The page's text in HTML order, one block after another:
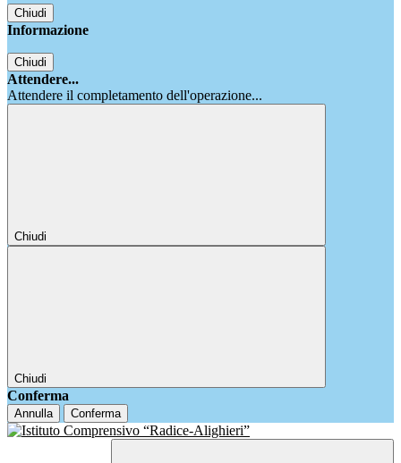
Chiudi
Informazione
Chiudi
Attendere...
Attendere il completamento dell'operazione...
Chiudi
Chiudi
Conferma
Annulla Conferma